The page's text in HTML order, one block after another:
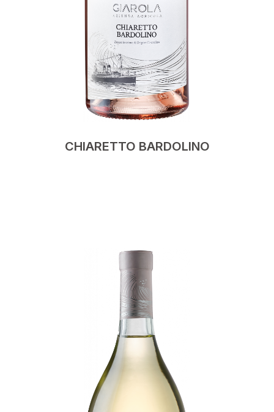
CHIARETTO BARDOLINO